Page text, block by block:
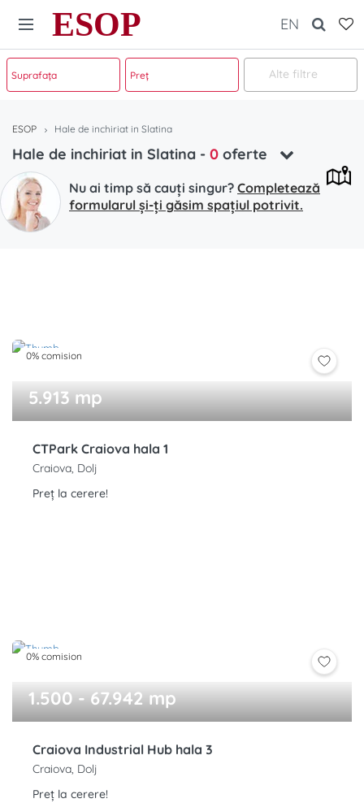
ESOP EN
Alte filtre
ESOP Hale de inchiriat in Slatina
Hale de inchiriat in Slatina - 0 oferte
Nu ai timp să cauți singur? Completează
formularul și-ți găsim spațiul potrivit.
0% comision
5.913 mp
CTPark Craiova hala 1
Craiova, Dolj
Preț la cerere!
0% comision
1.500 - 67.942 mp
Craiova Industrial Hub hala 3
Craiova, Dolj
Preț la cerere!